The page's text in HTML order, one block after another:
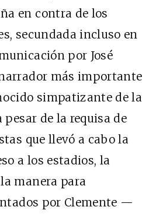
en contra de los
secundada incluso en
por José
más importante
simpatizante de la
pesar de la requisa de
que llevó a cabo la
a los estadios, la
manera para
por Clemente —